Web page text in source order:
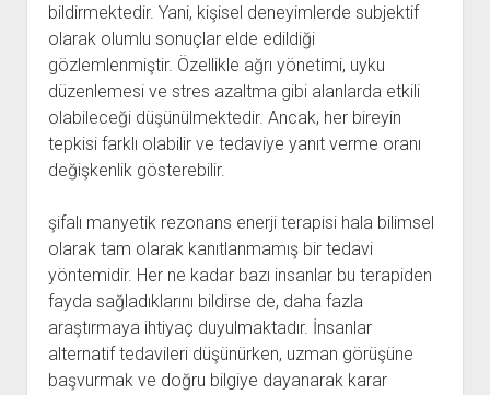
bildirmektedir. Yani, kişisel deneyimlerde subjektif
olarak olumlu sonuçlar elde edildiği
gözlemlenmiştir. Özellikle ağrı yönetimi, uyku
düzenlemesi ve stres azaltma gibi alanlarda etkili
olabileceği düşünülmektedir. Ancak, her bireyin
tepkisi farklı olabilir ve tedaviye yanıt verme oranı
değişkenlik gösterebilir.
şifalı manyetik rezonans enerji terapisi hala bilimsel
olarak tam olarak kanıtlanmamış bir tedavi
yöntemidir. Her ne kadar bazı insanlar bu terapiden
fayda sağladıklarını bildirse de, daha fazla
araştırmaya ihtiyaç duyulmaktadır. İnsanlar
alternatif tedavileri düşünürken, uzman görüşüne
başvurmak ve doğru bilgiye dayanarak karar